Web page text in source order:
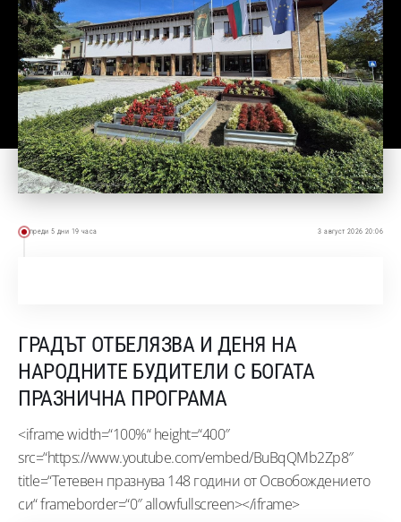
преди 5 дни 19 часа 3 август 2026 20:06
ГРАДЪТ ОТБЕЛЯЗВА И ДЕНЯ НА
НАРОДНИТЕ БУДИТЕЛИ С БОГАТА
ПРАЗНИЧНА ПРОГРАМА
<iframe width=“100%“ height=“400″
src=“https://www.youtube.com/embed/BuBqQMb2Zp8″
title=“Тетевен празнува 148 години от Освобождението
си“ frameborder=“0″ allowfullscreen></iframe>